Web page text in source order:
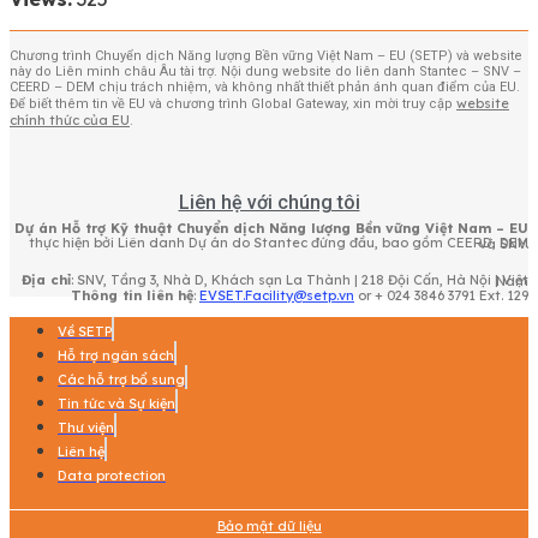
Chương trình Chuyển dịch Năng lượng Bền vững Việt Nam – EU (SETP) và website
này do Liên minh châu Âu tài trợ. Nội dung website do liên danh Stantec – SNV –
CEERD – DEM chịu trách nhiệm, và không nhất thiết phản ánh quan điểm của EU.
Để biết thêm tin về EU và chương trình Global Gateway, xin mời truy cập website
chính thức của EU.
Liên hệ với chúng tôi
Dự án Hỗ trợ Kỹ thuật Chuyển dịch Năng lượng Bền vững Việt Nam – EU
thực hiện bởi Liên danh Dự án do Stantec đứng đầu, bao gồm CEERD, DEM và SNV.
Địa chỉ
: SNV, Tầng 3, Nhà D, Khách sạn La Thành | 218 Đội Cấn, Hà Nội | Việt Nam
Thông tin liên hệ: EVSET.Facility@setp.vn or + 024 3846 3791 Ext. 129
Về SETP
Hỗ trợ ngân sách
Các hỗ trợ bổ sung
Tin tức và Sự kiện
Thư viện
Liên hệ
Data protection
Bảo mật dữ liệu